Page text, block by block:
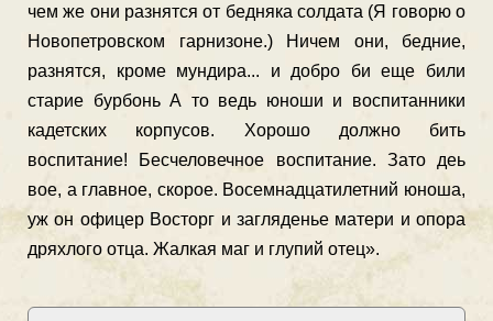
чем же они разнятся от бедняка солдата (Я говорю о
Новопетровском гарнизоне.) Ничем они, бедние,
разнятся, кроме мундира... и добро би еще били
старие бурбонь А то ведь юноши и воспитанники
кадетских корпусов. Хорошо должно бить
воспитание! Бесчеловечное воспитание. Зато деь
вое, а главное, скорое. Восемнадцатилетний юноша,
уж он офицер Восторг и загляденье матери и опора
дряхлого отца. Жалкая маг и глупий отец».